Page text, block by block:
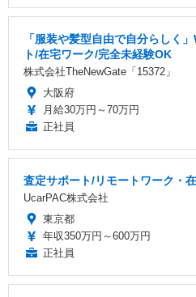
「服装や髪型自由で自分らしく
ト/在宅ワーク/完全未経験OK
株式会社TheNewGate「15372」
大阪府
月給30万円～70万円
正社員
査定サポート/リモートワーク・
UcarPAC株式会社
東京都
年収350万円～600万円
正社員